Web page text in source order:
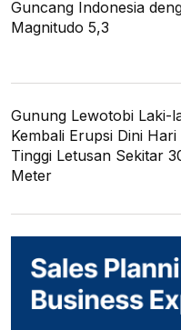
Guncang Indonesia
Magnitudo 5,3
Gunung Lewotobi Laki-
Kembali Erupsi Dini Hari
Tinggi Letusan Sekitar
Meter